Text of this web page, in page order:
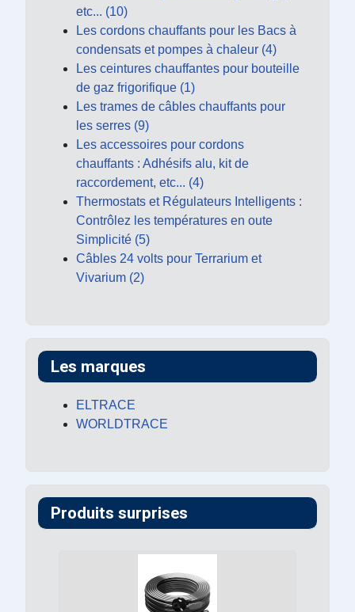
etc... (10)
Les cordons chauffants pour les Bacs à
condensats et pompes à chaleur (4)
Les ceintures chauffantes pour bouteille
de gaz frigorifique (1)
Les trames de câbles chauffants pour
les serres (9)
Les accessoires pour cordons
chauffants : Adhésifs alu, kit de
raccordement, etc... (4)
Thermostats et Régulateurs Intelligents :
Contrôlez les températures en oute
Simplicité (5)
Câbles 24 volts pour Terrarium et
Vivarium (2)
Les marques
ELTRACE
WORLDTRACE
Produits surprises